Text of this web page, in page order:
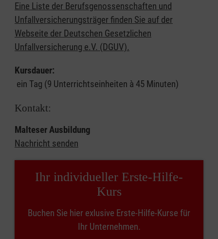
Eine Liste der Berufsgenossenschaften und
Unfallversicherungsträger finden Sie auf der
Webseite der Deutschen Gesetzlichen
Unfallversicherung e.V. (DGUV).
Kursdauer:
ein Tag (9 Unterrichtseinheiten à 45 Minuten)
Kontakt:
Malteser Ausbildung
Nachricht senden
Ihr individueller Erste-Hilfe-
Kurs
Buchen Sie hier exlusive Erste-Hilfe-Kurse für
Ihr Unternehmen.